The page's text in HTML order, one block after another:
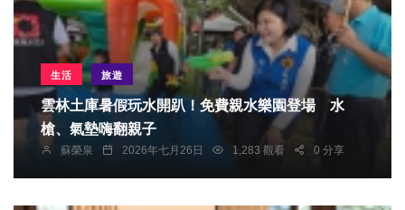
生活 旅遊
雲林土庫暑假玩水開趴！免費親水樂園登場 水
槍、氣墊嗨翻親子
蘇榮泉 2026年七月26日 1,283 觀看 0 分享